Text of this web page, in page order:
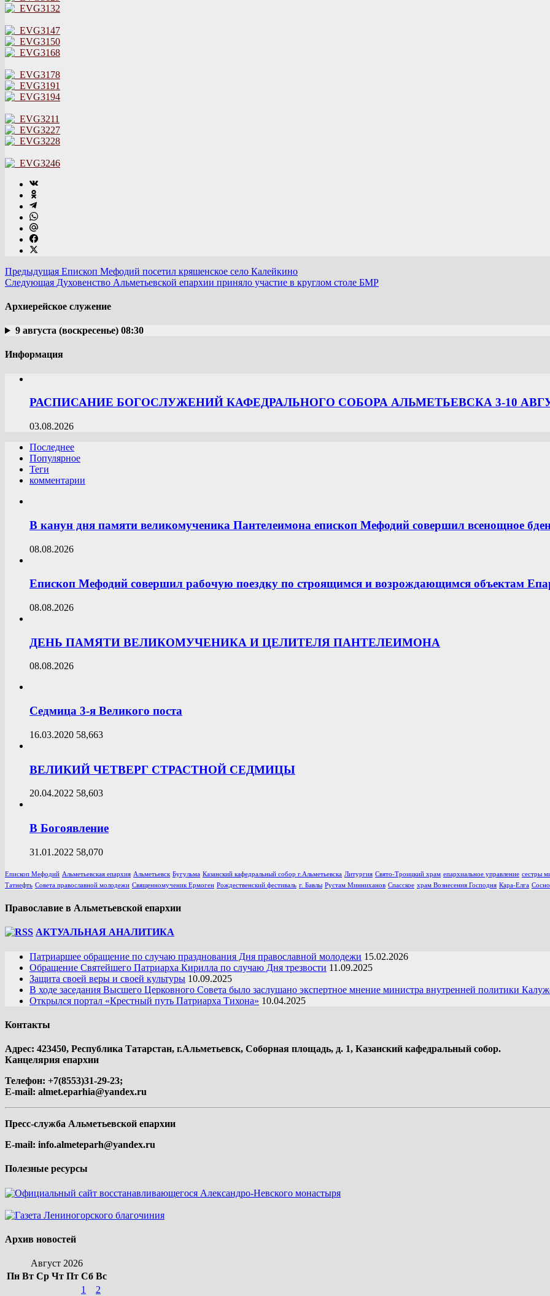
Предыдущая Епископ Мефодий посетил кряшенское село Калейкино
Следующая Духовенство Альметьевской епархии приняло участие в круглом столе БМР
Архиерейское служение
9 августа (воскресенье) 08:30
Информация
РАСПИСАНИЕ БОГОСЛУЖЕНИЙ КАФЕДРАЛЬНОГО СОБОРА АЛЬМЕТЬЕВСКА 3-10
03.08.2026
Последнее
Популярное
Теги
комментарии
В канун дня памяти великомученика Пантелеимона епископ Мефодий совершил всенощное
08.08.2026
Епископ Мефодий совершил рабочую поездку по строящимся и возрождающимся объектам
08.08.2026
ДЕНЬ ПАМЯТИ ВЕЛИКОМУЧЕНИКА И ЦЕЛИТЕЛЯ ПАНТЕЛЕИМОНА
08.08.2026
Седмица 3-я Великого поста
16.03.2020 58,663
ВЕЛИКИЙ ЧЕТВЕРГ СТРАСТНОЙ СЕДМИЦЫ
20.04.2022 58,603
В Богоявление
31.01.2022 58,070
Епископ Мефодий Альметьевская епархия Альметьевск Бугульма Казанский кафедральный собор г.Альметьевска Литургия Свято-Троицкий храм епархиальное управление сестры
Татнефть Совета православной молодежи Священномученик Ермоген Рождественский фестиваль г. Бавлы Рустам Минниханов Спасское храм Вознесения Господня Кара-Елга
Православие в Альметьевской епархии
АКТУАЛЬНАЯ АНАЛИТИКА
Патриаршее обращение по случаю празднования Дня православной молодежи 15.02.2026
Обращение Святейшего Патриарха Кирилла по случаю Дня трезвости 11.09.2025
Защита своей веры и своей культуры 10.09.2025
В ходе заседания Высшего Церковного Совета было заслушано экспертное мнение министра внутренней политики
Открылся портал «Крестный путь Патриарха Тихона» 10.04.2025
Контакты
Адрес: 423450, Республика Татарстан, г.Альметьевск, Соборная площадь, д. 1, Казанский кафедральный собор.
Канцелярия епархии
Телефон: +7(8553)31-29-23;
E-mail: almet.eparhia@yandex.ru
Пресс-служба Альметьевской епархии
E-mail: info.almeteparh@yandex.ru
Полезные ресурсы
Архив новостей
Август 2026
Пн Вт Ср Чт Пт Сб Вс
1
2